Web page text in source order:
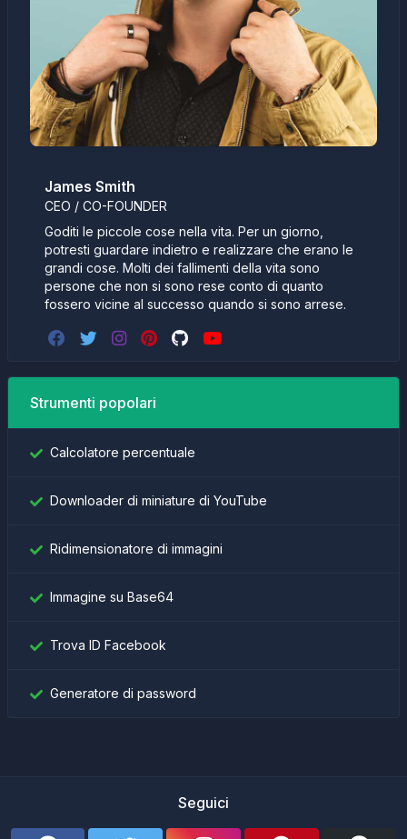
James Smith
CEO / CO-FOUNDER
Goditi le piccole cose nella vita. Per un giorno,
potresti guardare indietro e realizzare che erano le
grandi cose. Molti dei fallimenti della vita sono
persone che non si sono rese conto di quanto
fossero vicine al successo quando si sono arrese.
Strumenti popolari
Calcolatore percentuale
Downloader di miniature di YouTube
Ridimensionatore di immagini
Immagine su Base64
Trova ID Facebook
Generatore di password
Seguici